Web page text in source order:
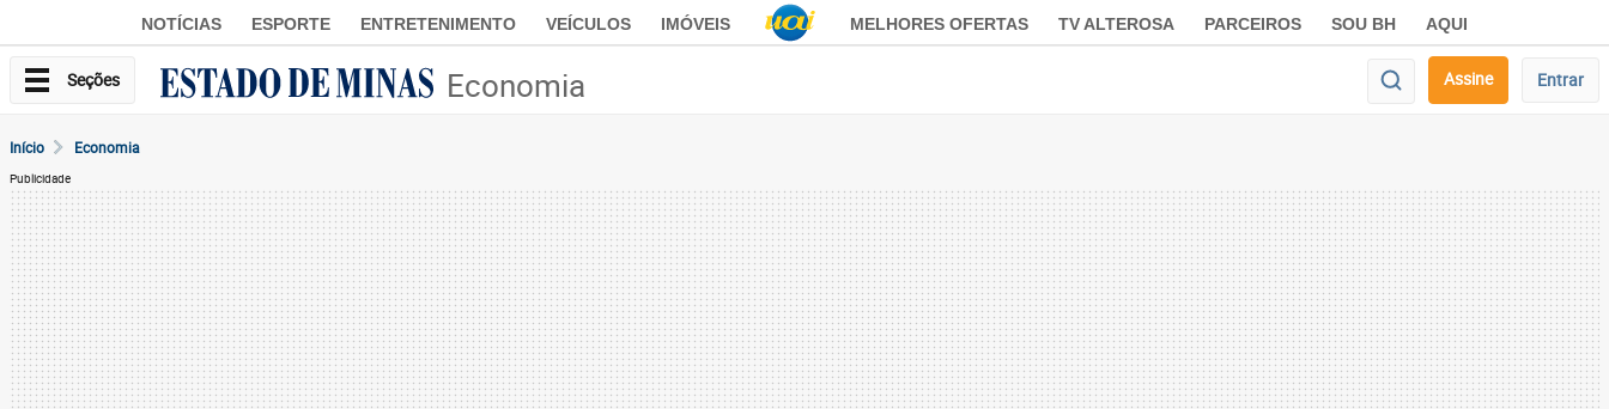
NOTÍCIAS ESPORTE ENTRETENIMENTO VEÍCULOS IMÓVEIS MELHORES OFERTAS TV ALTEROSA PARCEIROS SOU BH AQUI
Seções Economia Assine Entrar
Início Economia
Publicidade